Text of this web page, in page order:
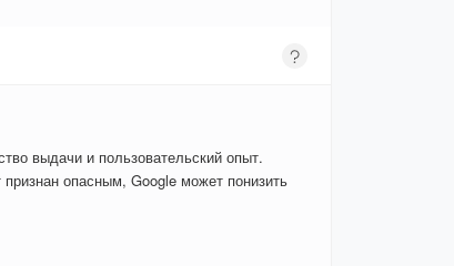
выдачи и пользовательский опыт.
опасным, Google может понизить